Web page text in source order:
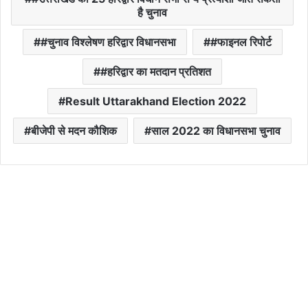
है चुनाव
#चुनाव विश्लेषण हरिद्वार विधानसभा #फाइनल रिपोर्ट
#हरिद्वार का मतदान प्रतिशत
Result Uttarakhand Election 2022
बीजेपी से मदन कौशिक साल 2022 का विधानसभा चुनाव